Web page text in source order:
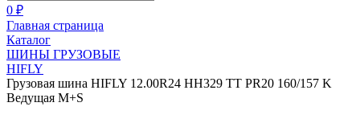
0 ₽
Главная страница
Каталог
ШИНЫ ГРУЗОВЫЕ
HIFLY
Грузовая шина HIFLY 12.00R24 HH329 TT PR20 160/157 K
Ведущая M+S